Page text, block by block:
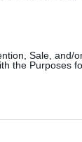
Sale, and/
the Purposes
sera